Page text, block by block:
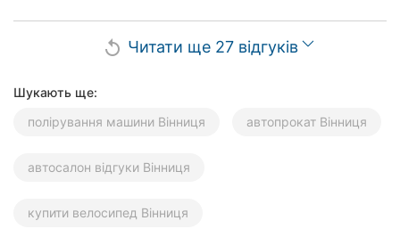
replay Читати ще 27 відгуків
Шукають ще:
полірування машини Вінниця
автопрокат Вінниця
автосалон відгуки Вінниця
купити велосипед Вінниця